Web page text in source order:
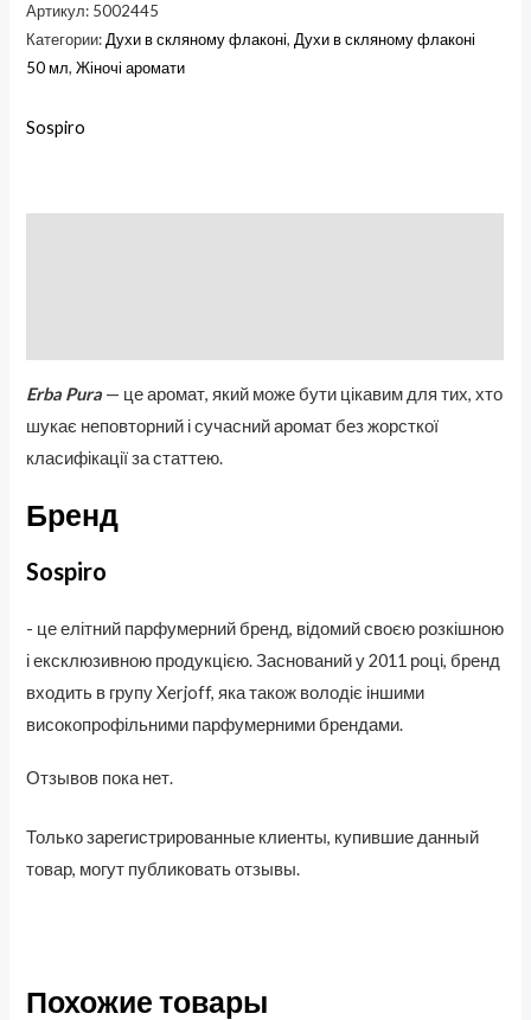
Артикул: 5002445
Категории:Духи в скляному флаконі,Духи в скляному флаконі
50 мл,Жіночі аромати
Sospiro
Erba Pura — це аромат, який може бути цікавим для тих, хто
шукає неповторний і сучасний аромат без жорсткої
класифікації за статтею.
Бренд
Sospiro
- це елітний парфумерний бренд, відомий своєю розкішною
і ексклюзивною продукцією. Заснований у 2011 році, бренд
входить в групу Xerjoff, яка також володіє іншими
високопрофільними парфумерними брендами.
Отзывов пока нет.
Только зарегистрированные клиенты, купившие данный
товар, могут публиковать отзывы.
Похожие товары